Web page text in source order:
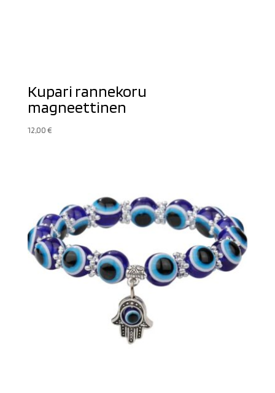
Kupari rannekoru
magneettinen
12,00€